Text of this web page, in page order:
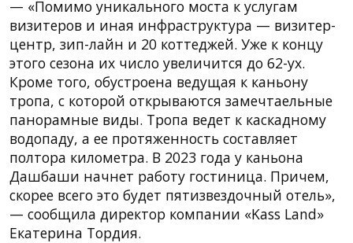
— «Помимо уникального моста к услугам
визитеров и иная инфраструктура — визитер-
центр, зип-лайн и 20 коттеджей. Уже к концу
этого сезона их число увеличится до 62-ух.
Кроме того, обустроена ведущая к каньону
тропа, с которой открываются замечтаельные
панорамные виды. Тропа ведет к каскадному
водопаду, а ее протяженность составляет
полтора километра. В 2023 года у каньона
Дашбаши начнет работу гостиница. Причем,
скорее всего это будет пятизвездочный отель»,
— сообщила директор компании «Kass Land»
Екатерина Тордия.